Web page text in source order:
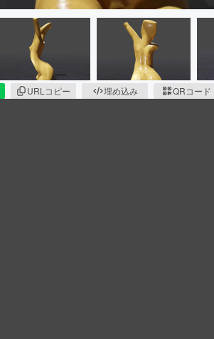
URLコピー 埋め込み QRコード